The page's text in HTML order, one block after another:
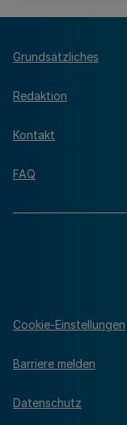
Grundsätzliches
Redaktion
Kontakt
FAQ
Cookie-Einstellungen
Barriere melden
Datenschutz